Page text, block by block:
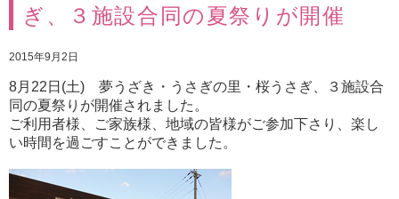
ぎ、３施設合同の夏祭りが開催
2015年9月2日
8月22日(土) 夢うざき・うさぎの里・桜うさぎ、３施設合
同の夏祭りが開催されました。
ご利用者様、ご家族様、地域の皆様がご参加下さり、楽し
い時間を過ごすことができました。